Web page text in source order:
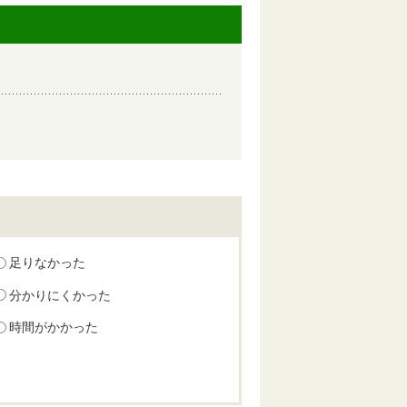
足りなかった
分かりにくかった
時間がかかった